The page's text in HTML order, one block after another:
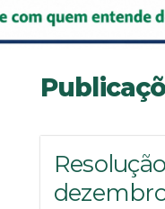
Saiba mais
Saiba mais
Saiba mais
Saiba mais